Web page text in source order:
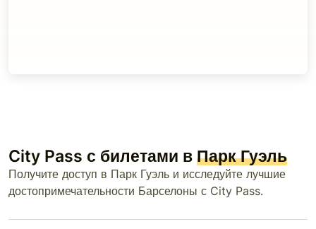
City Pass с билетами в Парк Гуэль
Получите доступ в Парк Гуэль и исследуйте лучшие
достопримечательности Барселоны с City Pass.